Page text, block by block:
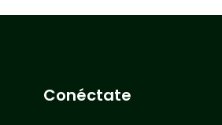
Conéctate